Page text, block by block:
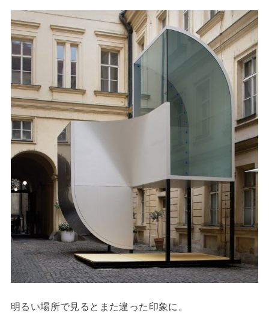
明るい場所で見るとまた違った印象に。